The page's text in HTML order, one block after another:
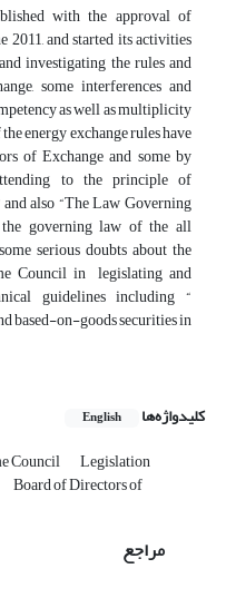
with the approval of
2011, and started its activities
investigating the rules and
some interferences and
as well as multiplicity
energy exchange rules have
of Exchange and some by
to the principle of
also “The Law Governing
governing law of the all
serious doubts about the
Council in legislating and
guidelines including “
based-on-goods securities in
کلیدواژه‌ها English
Council Legislation
Board of Directors of
مراجع